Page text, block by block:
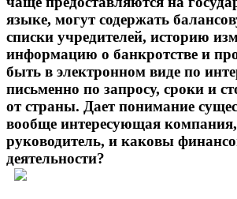
языке, могут содержать
списки учредителей, историю
информацию о банкротстве и
быть в электронном виде по
письменно по запросу, сроки и
от страны. Дает понимание
вообще интересующая
руководитель, и каковы
деятельности?